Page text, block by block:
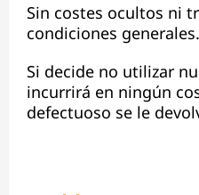
Sin costes ocultos ni
condiciones generales.
Si decide no utilizar
incurrirá en ningún
defectuoso se le